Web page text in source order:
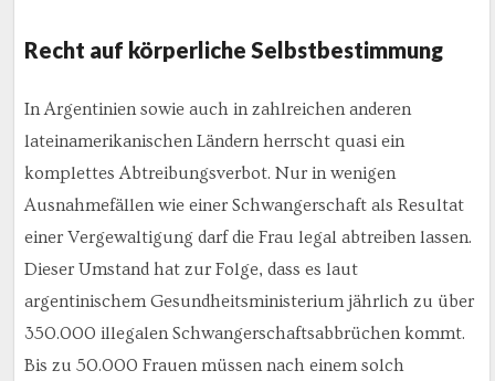
Recht auf körperliche Selbstbestimmung
In Argentinien sowie auch in zahlreichen anderen
lateinamerikanischen Ländern herrscht quasi ein
komplettes Abtreibungsverbot. Nur in wenigen
Ausnahmefällen wie einer Schwangerschaft als Resultat
einer Vergewaltigung darf die Frau legal abtreiben lassen.
Dieser Umstand hat zur Folge, dass es laut
argentinischem Gesundheitsministerium jährlich zu über
350.000 illegalen Schwangerschaftsabbrüchen kommt.
Bis zu 50.000 Frauen müssen nach einem solch